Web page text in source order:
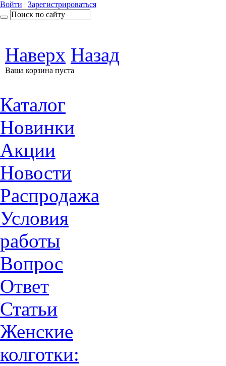
Войти | Зарегистрироваться
Наверх Назад
Ваша корзина пуста
Каталог
Новинки
Акции
Новости
Распродажа
Условия
работы
Вопрос
Ответ
Статьи
Женские
колготки: